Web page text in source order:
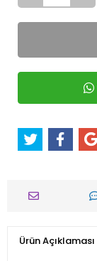
Ürün Açıklaması